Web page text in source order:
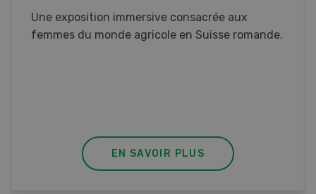
Vous élevez des poissons ou songez à le faire?
Ce cours vous équipe du savoir nécessaire. Si
EN SAVOIR PLUS